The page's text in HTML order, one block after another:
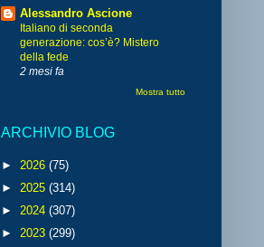
Alessandro Ascione
Italiano di seconda
generazione: cos’è? Mistero
della fede
2 mesi fa
Mostra tutto
ARCHIVIO BLOG
► 2026 (75)
► 2025 (314)
► 2024 (307)
► 2023 (299)